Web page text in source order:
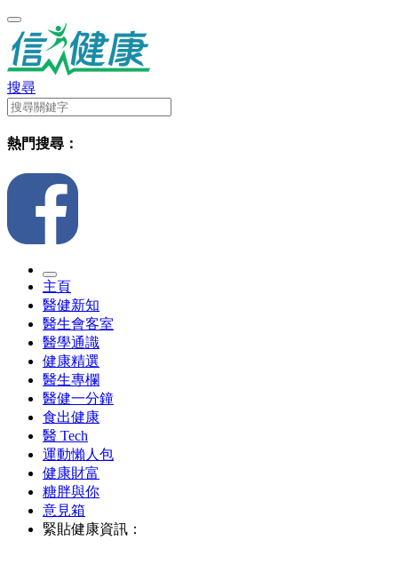
搜尋
熱門搜尋：
主頁
醫健新知
醫生會客室
醫學通識
健康精選
醫生專欄
醫健一分鐘
食出健康
醫 Tech
運動懶人包
健康財富
糖胖與你
意見箱
緊貼健康資訊：